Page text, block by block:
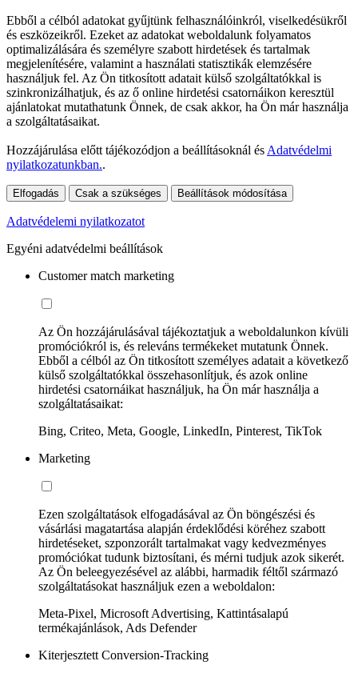
Ebből a célból adatokat gyűjtünk felhasználóinkról, viselkedésükről
és eszközeikről. Ezeket az adatokat weboldalunk folyamatos
optimalizálására és személyre szabott hirdetések és tartalmak
megjelenítésére, valamint a használati statisztikák elemzésére
használjuk fel. Az Ön titkosított adatait külső szolgáltatókkal is
szinkronizálhatjuk, és az ő online hirdetési csatornáikon keresztül
ajánlatokat mutathatunk Önnek, de csak akkor, ha Ön már használja
a szolgáltatásaikat.
Hozzájárulása előtt tájékozódjon a beállításoknál és Adatvédelmi
nyilatkozatunkban..
Elfogadás Csak a szükséges Beállítások módosítása
Adatvédelemi nyilatkozatot
Egyéni adatvédelmi beállítások
Customer match marketing
Az Ön hozzájárulásával tájékoztatjuk a weboldalunkon kívüli
promóciókról is, és releváns termékeket mutatunk Önnek.
Ebből a célból az Ön titkosított személyes adatait a következő
külső szolgáltatókkal összehasonlítjuk, és azok online
hirdetési csatornáikat használjuk, ha Ön már használja a
szolgáltatásaikat:
Bing, Criteo, Meta, Google, LinkedIn, Pinterest, TikTok
Marketing
Ezen szolgáltatások elfogadásával az Ön böngészési és
vásárlási magatartása alapján érdeklődési köréhez szabott
hirdetéseket, szponzorált tartalmakat vagy kedvezményes
promóciókat tudunk biztosítani, és mérni tudjuk azok sikerét.
Az Ön beleegyezésével az alábbi, harmadik féltől származó
szolgáltatásokat használjuk ezen a weboldalon:
Meta-Pixel, Microsoft Advertising, Kattintásalapú
termékajánlások, Ads Defender
Kiterjesztett Conversion-Tracking